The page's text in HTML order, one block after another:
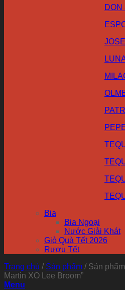
DON
Bia
Bia Ngoại
Nước Giải Khát
Giỏ Quà Tết 2026
Rượu Tết
Trang chủ / Sản phẩm / Sản
Martin XO Lee Broom”
Menu